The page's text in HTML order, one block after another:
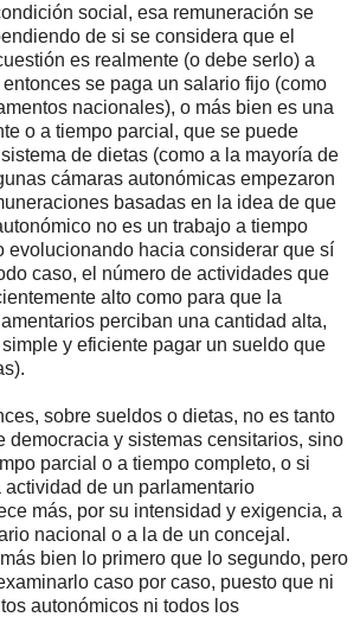
social, esa remuneración se
de si se considera que el
es realmente (o debe serlo) a
se paga un salario fijo (como
nacionales), o más bien es una
o a tiempo parcial, que se puede
de dietas (como a la mayoría de
cámaras autonómicas empezaron
basadas en la idea de que
no es un trabajo a tiempo
evolucionando hacia considerar que sí
caso, el número de actividades que
alto como para que la
perciban una cantidad alta,
y eficiente pagar un sueldo que
sobre sueldos o dietas, no es tanto
democracia y sistemas censitarios, sino
parcial o a tiempo completo, o si
de un parlamentario
más, por su intensidad y exigencia, a
nacional o a la de un concejal.
bien lo primero que lo segundo, pero
caso por caso, puesto que ni
autonómicos ni todos los